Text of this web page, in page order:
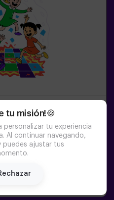
tu misión!🍪
personalizar tu experiencia
Al continuar navegando,
puedes ajustar tus
Suelo es Lava